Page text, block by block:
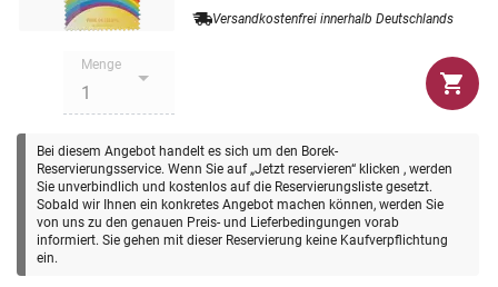
Niederlande erhalten Sie zu einem Durchschnittspreis von
durchschnittlich 12,00 €.
Die abgebildeten Briefmarken sind lediglich beispielhaft
für die Neuheiten der jeweiligen Länder. Die
Briefmarken, die Sie in Ihren Lieferungen erhalten,
stehen uns zurzeit noch nicht zur Verfügung, da es sich
um zukünftige Ausgaben handelt. Sie erhalten die
Neuausgaben in zweimonatlichen Lieferungen, um Porto
zu sparen. Die angegebenen Verkaufspreise sind
Versandkostenfrei innerhalb Deutschlands
Menge
Bei diesem Angebot handelt es sich um den Borek-
Reservierungsservice. Wenn Sie auf „Jetzt reservieren“ klicken , werden
Sie unverbindlich und kostenlos auf die Reservierungsliste gesetzt.
Sobald wir Ihnen ein konkretes Angebot machen können, werden Sie
von uns zu den genauen Preis- und Lieferbedingungen vorab
informiert. Sie gehen mit dieser Reservierung keine Kaufverpflichtung
ein.